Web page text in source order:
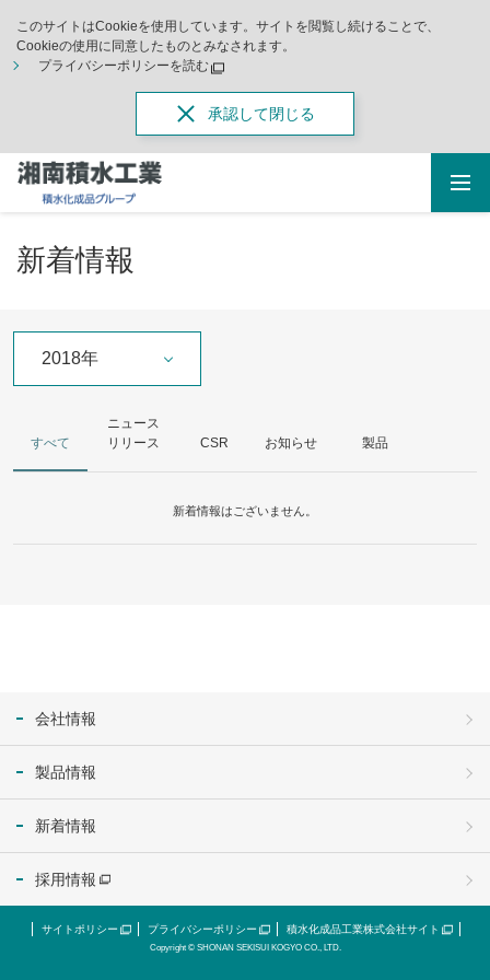
このサイトはCookieを使用しています。サイトを閲覧し続けることで、
Cookieの使用に同意したものとみなされます。
プライバシーポリシーを読む
承認して閉じる
新着情報
2018年
すべて
ニュース
リリース
CSR お知らせ 製品
新着情報はございません。
会社情報
製品情報
新着情報
採用情報
サイトポリシー プライバシーポリシー 積水化成品工業株式会社サイト
Copyright © SHONAN SEKISUI KOGYO CO., LTD.